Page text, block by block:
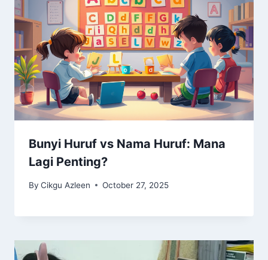
Bunyi Huruf vs Nama Huruf: Mana
Lagi Penting?
By Cikgu Azleen October 27, 2025